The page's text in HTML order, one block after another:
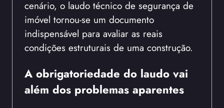
cenário, o laudo técnico de segurança de
imóvel tornou-se um documento
indispensável para avaliar as reais
condições estruturais de uma construção.
A obrigatoriedade do laudo vai
além dos problemas aparentes